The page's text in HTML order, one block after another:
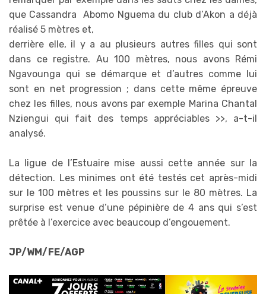
que Cassandra Abomo Nguema du club d’Akon a déjà
réalisé 5 mètres et,
derrière elle, il y a au plusieurs autres filles qui sont
dans ce registre. Au 100 mètres, nous avons Rémi
Ngavounga qui se démarque et d’autres comme lui
sont en net progression ; dans cette même épreuve
chez les filles, nous avons par exemple Marina Chantal
Nziengui qui fait des temps appréciables >>, a-t-il
analysé.
La ligue de l’Estuaire mise aussi cette année sur la
détection. Les minimes ont été testés cet après-midi
sur le 100 mètres et les poussins sur le 80 mètres. La
surprise est venue d’une pépinière de 4 ans qui s’est
prêtée à l’exercice avec beaucoup d’engouement.
‎JP/WM/FE/AGP